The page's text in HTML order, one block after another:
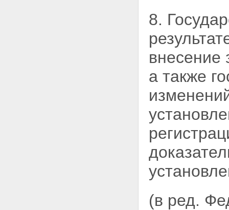
8.
внесение
а также
(в ред.